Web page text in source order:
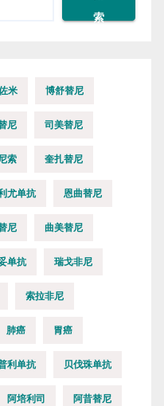
索
米 博舒替尼
尼 司美替尼
索 奎扎替尼
尤单抗 恩曲替尼
尼 曲美替尼
单抗 瑞戈非尼
索拉非尼
肺癌 胃癌
利单抗 贝伐珠单抗
阿培利司 阿昔替尼